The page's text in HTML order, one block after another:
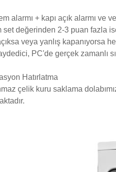
alarmı + kapı açık alarmı ve
set değerinden 2-3 puan fazla
veya yanlış kapanıyorsa
PC'de gerçek zamanlı
Hatırlatma
çelik kuru saklama